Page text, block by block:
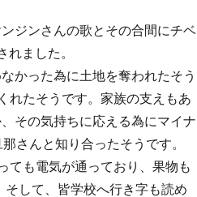
ジンさんの歌とその合間にチベ
ました。
かった為に土地を奪われたそう
れたそうです。家族の支えもあ
その気持ちに応える為にマイナ
さんと知り合ったそうです。
ても電気が通っており、果物も
して、皆学校へ行き字も読め